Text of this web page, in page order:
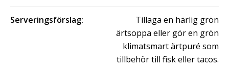
Serveringsförslag:
Tillaga en härlig grön
ärtsoppa eller gör en grön
klimatsmart ärtpuré som
tillbehör till fisk eller tacos.